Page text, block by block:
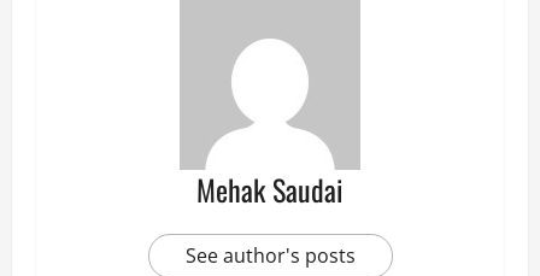
Mehak Saudai
See author's posts